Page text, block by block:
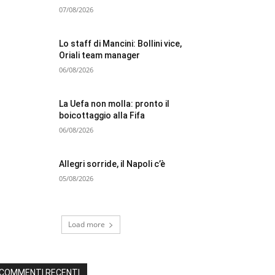
07/08/2026
Lo staff di Mancini: Bollini vice,
Oriali team manager
06/08/2026
La Uefa non molla: pronto il
boicottaggio alla Fifa
06/08/2026
Allegri sorride, il Napoli c’è
05/08/2026
Load more
RECENTI